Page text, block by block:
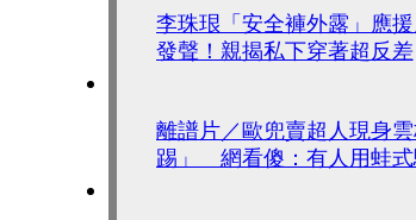
李珠珢「安全褲外露」應
發聲！親揭私下穿著超反差
離譜片／歐兜賣超人現身
踢」 網看傻：有人用蛙